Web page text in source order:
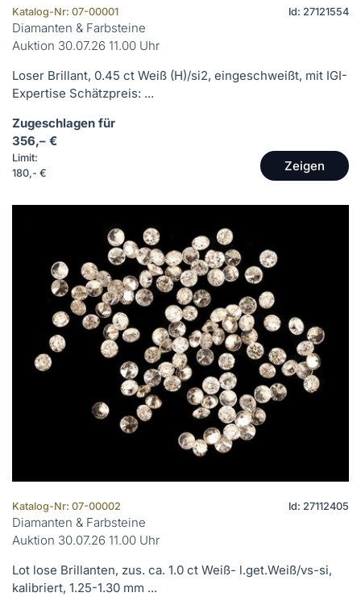
Katalog-Nr: 07-00001 Id: 27121554
Diamanten & Farbsteine
Auktion 30.07.26 11.00 Uhr
Loser Brillant, 0.45 ct Weiß (H)/si2, eingeschweißt, mit IGI-
Expertise Schätzpreis: ...
Zugeschlagen für
356,– €
Limit:
180,- €
Zeigen
Katalog-Nr: 07-00002 Id: 27112405
Diamanten & Farbsteine
Auktion 30.07.26 11.00 Uhr
Lot lose Brillanten, zus. ca. 1.0 ct Weiß- l.get.Weiß/vs-si,
kalibriert, 1.25-1.30 mm ...